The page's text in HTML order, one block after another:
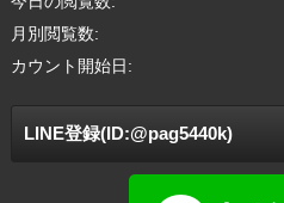
月別閲覧数:
カウント開始日:
LINE登録(ID:@pag5440k)